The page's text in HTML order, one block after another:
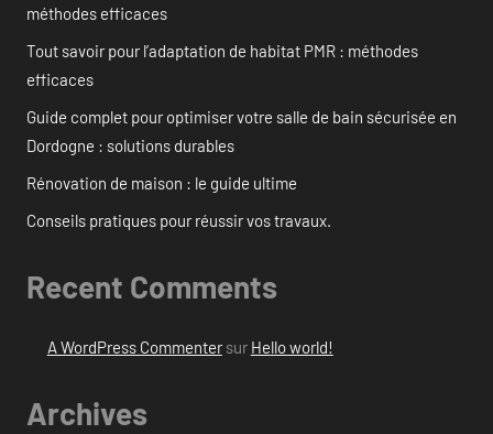
méthodes efficaces
Tout savoir pour l’adaptation de habitat PMR : méthodes
efficaces
Guide complet pour optimiser votre salle de bain sécurisée en
Dordogne : solutions durables
Rénovation de maison : le guide ultime
Conseils pratiques pour réussir vos travaux.
Recent Comments
A WordPress Commentersur Hello world!
Archives